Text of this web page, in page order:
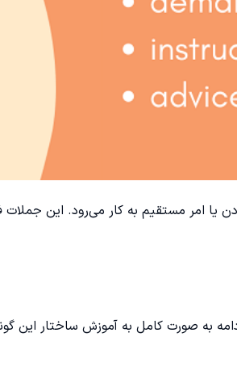
یا امر مستقیم به کار می‌رود. این جملات
به صورت کامل به آموزش ساختار این